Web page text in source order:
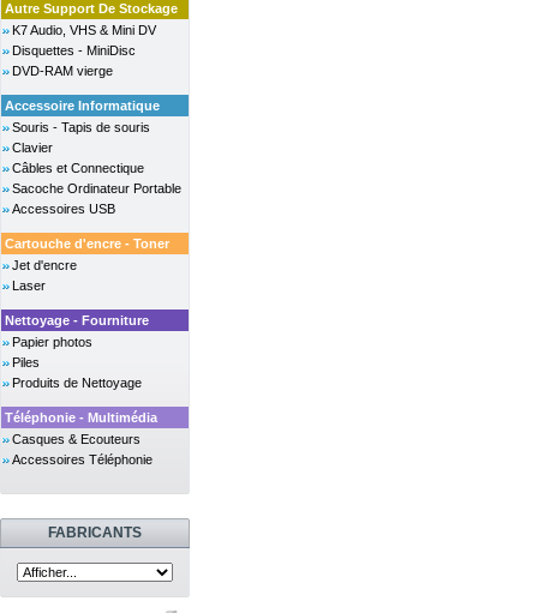
Autre Support De Stockage
K7 Audio, VHS & Mini DV
Disquettes - MiniDisc
DVD-RAM vierge
Accessoire Informatique
Souris - Tapis de souris
Clavier
Câbles et Connectique
Sacoche Ordinateur Portable
Accessoires USB
Cartouche d'encre - Toner
Jet d'encre
Laser
Nettoyage - Fourniture
Papier photos
Piles
Produits de Nettoyage
Téléphonie - Multimédia
Casques & Ecouteurs
Accessoires Téléphonie
FABRICANTS